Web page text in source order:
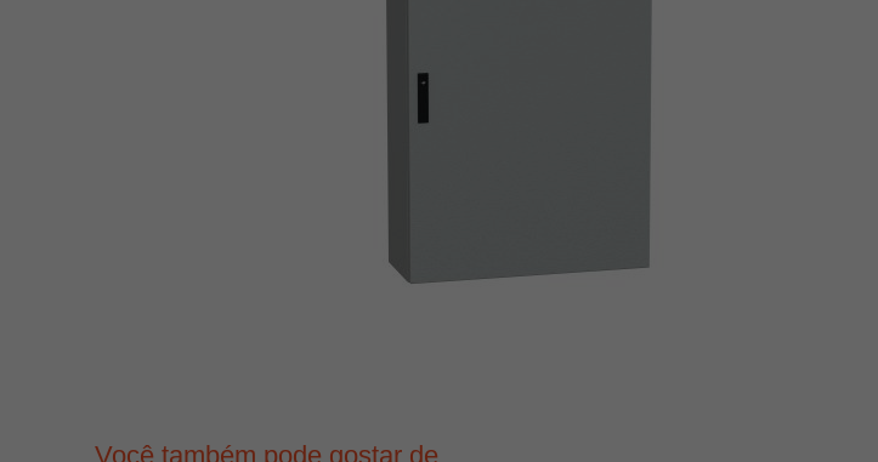
Você também pode gostar de